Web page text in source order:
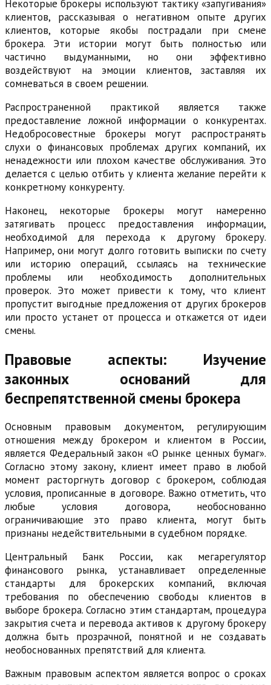
Некоторые брокеры используют тактику «запугивания»
клиентов, рассказывая о негативном опыте других
клиентов, которые якобы пострадали при смене
брокера. Эти истории могут быть полностью или
частично выдуманными, но они эффективно
воздействуют на эмоции клиентов, заставляя их
сомневаться в своем решении.
Распространенной практикой является также
предоставление ложной информации о конкурентах.
Недобросовестные брокеры могут распространять
слухи о финансовых проблемах других компаний, их
ненадежности или плохом качестве обслуживания. Это
делается с целью отбить у клиента желание перейти к
конкретному конкуренту.
Наконец, некоторые брокеры могут намеренно
затягивать процесс предоставления информации,
необходимой для перехода к другому брокеру.
Например, они могут долго готовить выписки по счету
или историю операций, ссылаясь на технические
проблемы или необходимость дополнительных
проверок. Это может привести к тому, что клиент
пропустит выгодные предложения от других брокеров
или просто устанет от процесса и откажется от идеи
смены.
Правовые аспекты: Изучение
законных оснований для
беспрепятственной смены брокера
Основным правовым документом, регулирующим
отношения между брокером и клиентом в России,
является Федеральный закон «О рынке ценных бумаг».
Согласно этому закону, клиент имеет право в любой
момент расторгнуть договор с брокером, соблюдая
условия, прописанные в договоре. Важно отметить, что
любые условия договора, необоснованно
ограничивающие это право клиента, могут быть
признаны недействительными в судебном порядке.
Центральный Банк России, как мегарегулятор
финансового рынка, устанавливает определенные
стандарты для брокерских компаний, включая
требования по обеспечению свободы клиентов в
выборе брокера. Согласно этим стандартам, процедура
закрытия счета и перевода активов к другому брокеру
должна быть прозрачной, понятной и не создавать
необоснованных препятствий для клиента.
Важным правовым аспектом является вопрос о сроках